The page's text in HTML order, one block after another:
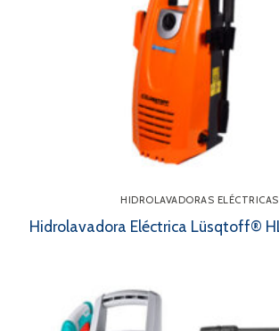
HIDROLAVADORAS ELÉCTRICAS
Hidrolavadora Eléctrica Lüsqtoff®